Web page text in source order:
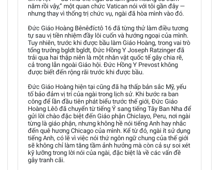
năm rồi vậy,” một quan chức Vatican nói với tôi gần đây —
nhưng thay vì thống trị chức vụ, ngài đã hòa mình vào đó.
Đức Giáo Hoàng Bênêđíctô 16 đã từng thử làm điều tương
tự sau vị tiền nhiệm đầy lôi cuốn và hướng ngoại của mình.
Tuy nhiên, trước khi được bầu làm Giáo Hoàng, trong vai trò
tổng trưởng bgldt bgldt, Đức Hồng Y Joseph Ratzinger đã
trải qua hai thập niên là một nhân vật quốc tế gây chia rẽ,
cả trong lẫn ngoài Giáo hội. Đức Hồng Y Prevost không
được biết đến rộng rãi trước khi được bầu.
Đức Giáo Hoàng hiện tại cũng đã hạ thấp bản sắc Mỹ, yếu
tố bảo đảm vị trí của ngài trong lịch sử. Khi bước ra ban
công để lần đầu tiên phát biểu trước thế giới, Đức Giáo
Hoàng Lêô đã chuyển từ tiếng Ý sang tiếng Tây Ban Nha để
gửi lời chào đặc biệt đến Giáo phận Chiclayo, Peru, nơi ngài
từng là giáo phận, nhưng không hề nói tiếng Anh hay nhắc
đến quê hương Chicago của mình. Kể từ đó, ngài ít sử dụng
tiếng Anh, có lẽ vì việc nói thứ ngôn ngữ chung của thế giới
sẽ không chỉ làm tăng tầm ảnh hưởng mà còn cả sự soi xét
kỹ lưỡng trong lời nói của ngài, đặc biệt là về các vấn đề
gây tranh cãi.